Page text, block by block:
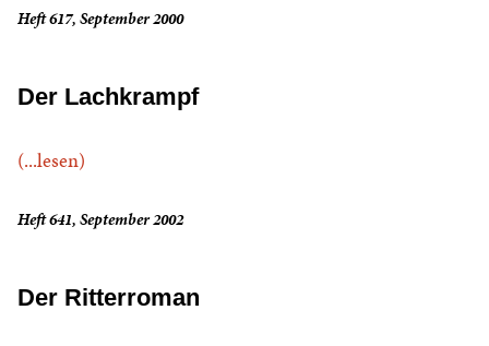
Heft 617, September 2000
Der Lachkrampf
(...lesen)
Heft 641, September 2002
Der Ritterroman